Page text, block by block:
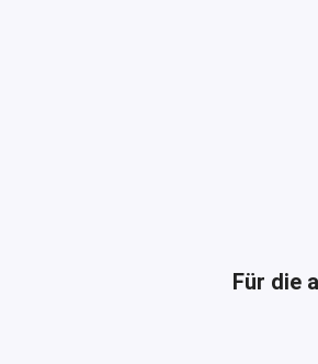
Für die